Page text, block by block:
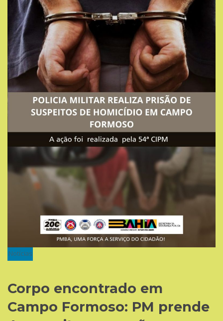
Notícias
Corpo encontrado em
Campo Formoso: PM prende